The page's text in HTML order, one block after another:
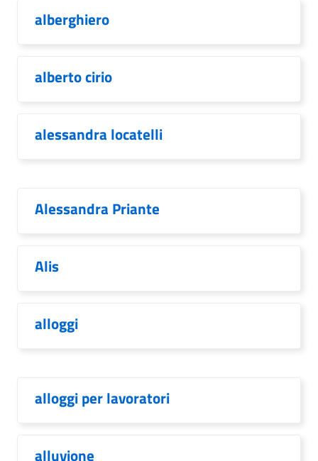
alberghiero
alberto cirio
alessandra locatelli
Alessandra Priante
Alis
alloggi
alloggi per lavoratori
alluvione